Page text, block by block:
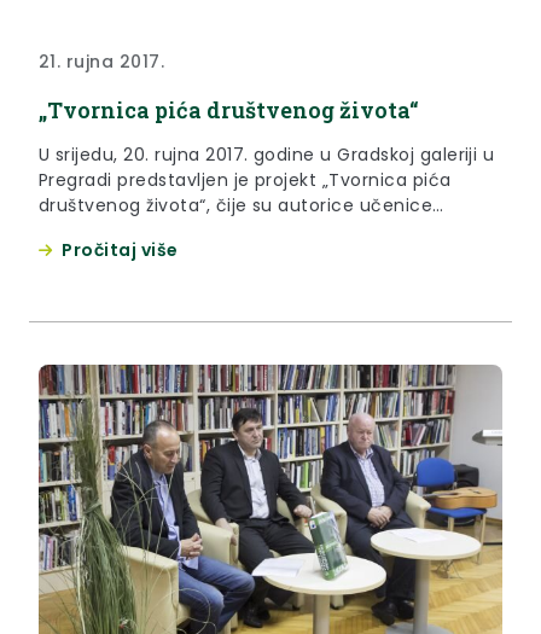
21. rujna 2017.
„Tvornica pića društvenog života“
U srijedu, 20. rujna 2017. godine u Gradskoj galeriji u
Pregradi predstavljen je projekt „Tvornica pića
društvenog života“, čije su autorice učenice
Bosnar.
Pročitaj više